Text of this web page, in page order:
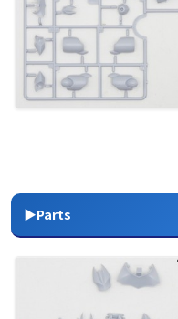
▶Parts